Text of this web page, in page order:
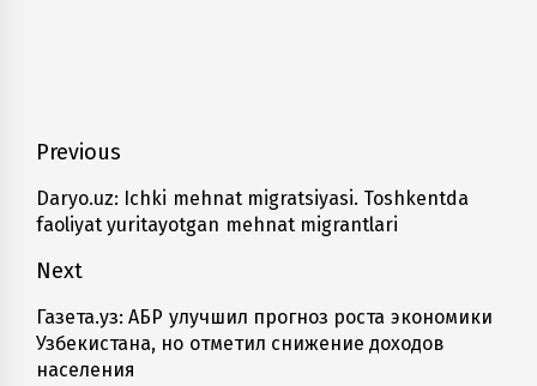
Навигация
по
записям
Previous
Previous
post:
Daryo.uz: Ichki mehnat migratsiyasi. Toshkentda
faoliyat yuritayotgan mehnat migrantlari
Next
Next
post:
Газета.уз: АБР улучшил прогноз роста экономики
Узбекистана, но отметил снижение доходов
населения